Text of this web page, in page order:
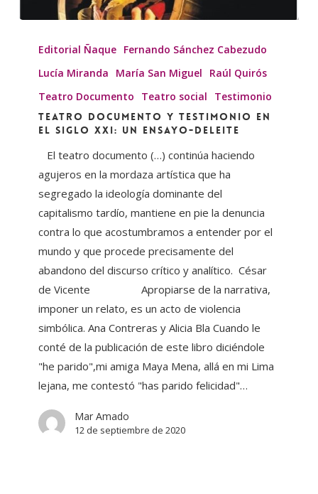
DOCUMENTO
ensayo-
deleite
Editorial Ñaque Fernando Sánchez Cabezudo
Lucía Miranda
María San Miguel
Raúl Quirós
Teatro Documento
Teatro social Testimonio
TEATRO DOCUMENTO Y TESTIMONIO EN
EL SIGLO XXI: un ensayo-deleite
El teatro documento (…) continúa haciendo
agujeros en la mordaza artística que ha
segregado la ideología dominante del
capitalismo tardío, mantiene en pie la denuncia
contra lo que acostumbramos a entender por el
mundo y que procede precisamente del
abandono del discurso crítico y analítico. César
de Vicente Apropiarse de la narrativa,
imponer un relato, es un acto de violencia
simbólica. Ana Contreras y Alicia Bla Cuando le
conté de la publicación de este libro diciéndole
"he parido",mi amiga Maya Mena, allá en mi Lima
lejana, me contestó "has parido felicidad"…
Mar Amado
12 de septiembre de 2020